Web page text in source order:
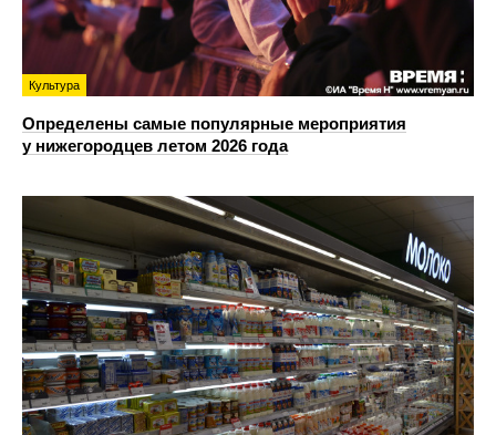
Культура
Определены самые популярные мероприятия
у нижегородцев летом 2026 года